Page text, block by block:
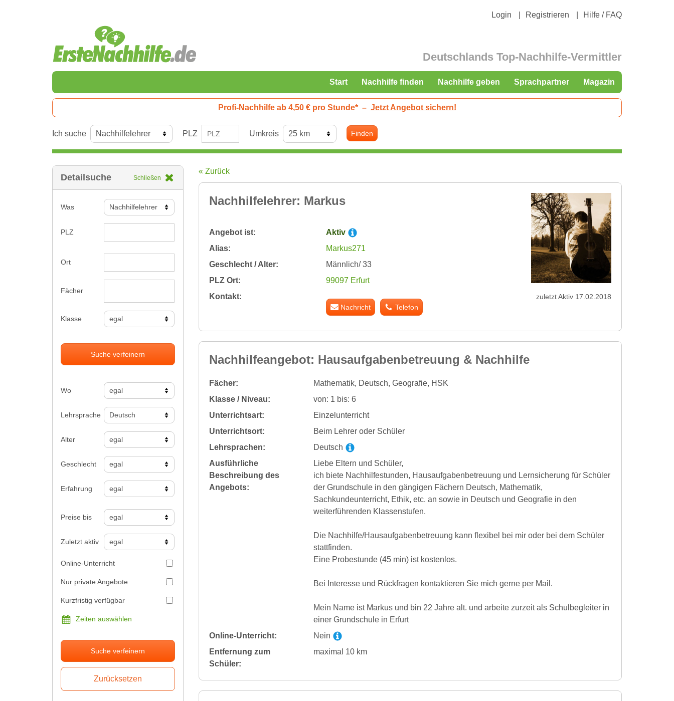
Login Registrieren Hilfe / FAQ
Deutschlands Top-Nachhilfe-Vermittler
Start Nachhilfe finden Nachhilfe geben Sprachpartner Magazin
Profi-Nachhilfe ab 4,50 € pro Stunde* – Jetzt Angebot sichern!
Ich suche PLZ Umkreis Finden
Detailsuche Schließen
Was
PLZ
Ort
Fächer
Klasse
Suche verfeinern
Wo
Lehrsprache
Alter
Geschlecht
Erfahrung
Preise bis
Zuletzt aktiv
Online-Unterricht
Nur private Angebote
Kurzfristig verfügbar
Zeiten auswählen
Suche verfeinern
« Zurück
Nachhilfelehrer: Markus
Angebot ist:
Aktiv
Alias:
Markus271
Geschlecht / Alter:
Männlich/ 33
PLZ Ort:
99097 Erfurt
Kontakt:
Nachricht Telefon
zuletzt Aktiv 17.02.2018
Nachhilfeangebot: Hausaufgabenbetreuung & Nachhilfe
Fächer:
Mathematik, Deutsch, Geografie, HSK
Klasse / Niveau:
von: 1 bis: 6
Unterrichtsart:
Einzelunterricht
Unterrichtsort:
Beim Lehrer oder Schüler
Lehrsprachen:
Deutsch
Ausführliche
Beschreibung des
Angebots:
Liebe Eltern und Schüler,
ich biete Nachhilfestunden, Hausaufgabenbetreuung und Lernsicherung für Schüler
der Grundschule in den gängigen Fächern Deutsch, Mathematik,
Sachkundeunterricht, Ethik, etc. an sowie in Deutsch und Geografie in den
weiterführenden Klassenstufen.
Die Nachhilfe/Hausaufgabenbetreuung kann flexibel bei mir oder bei dem Schüler
stattfinden.
Eine Probestunde (45 min) ist kostenlos.
Bei Interesse und Rückfragen kontaktieren Sie mich gerne per Mail.
Mein Name ist Markus und bin 22 Jahre alt. und arbeite zurzeit als Schulbegleiter in
einer Grundschule in Erfurt
Online-Unterricht:
Nein
Entfernung zum
Schüler:
maximal 10 km